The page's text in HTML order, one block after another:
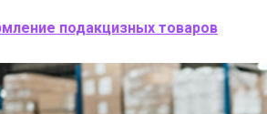
подакцизных товаров